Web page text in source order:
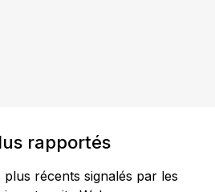
rapportés
récents signalés par les